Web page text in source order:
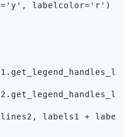
labelcolor='r')
lines2, labels1 +